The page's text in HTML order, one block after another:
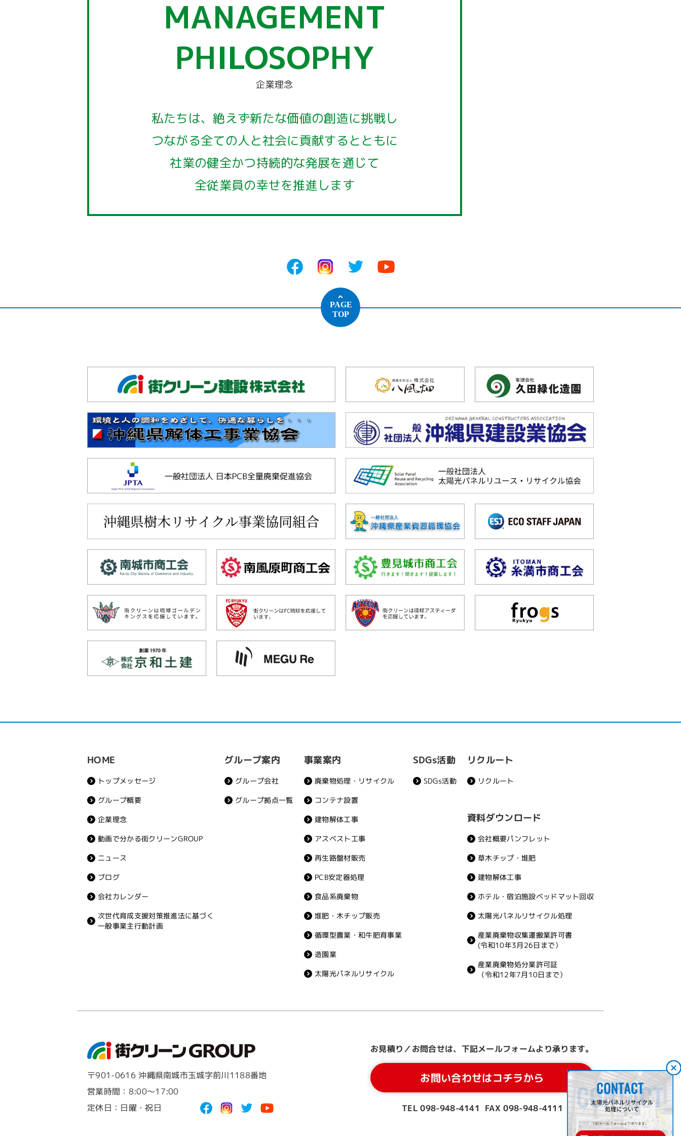
MANAGEMENT
PHILOSOPHY
企業理念
私たちは、絶えず新たな価値の創造に挑戦し
つながる全ての人と社会に貢献するとともに
社業の健全かつ持続的な発展を通じて
全従業員の幸せを推進します
HOME
トップメッセージ
グループ概要
企業理念
動画で分かる街クリーンGROUP
ニュース
ブログ
会社カレンダー
次世代育成支援対策推進法に基づく
一般事業主行動計画
グループ案内
グループ会社
グループ拠点一覧
事業案内
廃棄物処理・リサイクル
コンテナ設置
建物解体工事
アスベスト工事
再生路盤材販売
PCB安定器処理
食品系廃棄物
堆肥・木チップ販売
循環型農業・和牛肥育事業
造園業
太陽光パネルリサイクル
SDGs活動
SDGs活動
リクルート
リクルート
資料ダウンロード
会社概要パンフレット
草木チップ・堆肥
建物解体工事
ホテル・宿泊施設ベッドマット回収
太陽光パネルリサイクル処理
産業廃棄物収集運搬業許可書
(令和10年3月26日まで）
産業廃棄物処分業許可証
（令和12年7月10日まで）
〒901-0616 沖縄県南城市玉城字前川1188番地
営業時間：8:00～17:00
定休日：日曜・祝日
お見積り／お問合せは、 下記メールフォームより承ります。
お問い合わせはコチラから
TEL 098-948-4141 FAX 098-948-4111